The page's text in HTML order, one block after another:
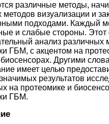
различные методы,
методов визуализации и
подходами. Каждый
и слабые стороны. Этот
анализ различных
ГБМ, с акцентом на
Другими
имеет целью
результатов
на протеомике и
ГБМ.